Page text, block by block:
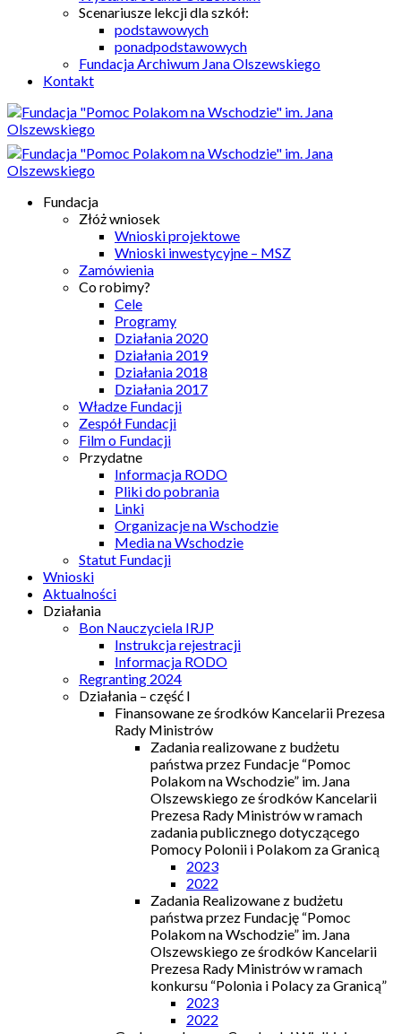
Scenariusze lekcji dla szkół:
podstawowych
ponadpodstawowych
Fundacja Archiwum Jana Olszewskiego
Kontakt
Fundacja
Złóż wniosek
Wnioski projektowe
Wnioski inwestycyjne – MSZ
Zamówienia
Co robimy?
Cele
Programy
Działania 2020
Działania 2019
Działania 2018
Działania 2017
Władze Fundacji
Zespół Fundacji
Film o Fundacji
Przydatne
Informacja RODO
Pliki do pobrania
Linki
Organizacje na Wschodzie
Media na Wschodzie
Statut Fundacji
Wnioski
Aktualności
Działania
Bon Nauczyciela IRJP
Instrukcja rejestracji
Informacja RODO
Regranting 2024
Działania – część I
Finansowane ze środków Kancelarii Prezesa
Rady Ministrów
Zadania realizowane z budżetu
państwa przez Fundacje “Pomoc
Polakom na Wschodzie” im. Jana
Olszewskiego ze środków Kancelarii
Prezesa Rady Ministrów w ramach
zadania publicznego dotyczącego
Pomocy Polonii i Polakom za Granicą
2023
2022
Zadania Realizowane z budżetu
państwa przez Fundację “Pomoc
Polakom na Wschodzie” im. Jana
Olszewskiego ze środków Kancelarii
Prezesa Rady Ministrów w ramach
konkursu “Polonia i Polacy za Granicą”
2023
2022